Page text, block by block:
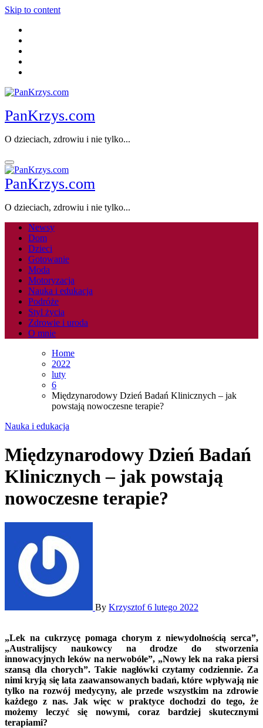
Skip to content
PanKrzys.com
O dzieciach, zdrowiu i nie tylko...
PanKrzys.com
O dzieciach, zdrowiu i nie tylko...
Newsy
Dom
Dzieci
Gotowanie
Moda
Motoryzacja
Nauka i edukacja
Podróże
Styl życia
Zdrowie i uroda
O mnie
Home
2022
luty
6
Międzynarodowy Dzień Badań Klinicznych – jak
powstają nowoczesne terapie?
Nauka i edukacja
Międzynarodowy Dzień Badań
Klinicznych – jak powstają
nowoczesne terapie?
By Krzysztof6 lutego 2022
„Lek na cukrzycę pomaga chorym z niewydolnością serca”,
„Australijscy naukowcy na drodze do stworzenia
innowacyjnych leków na nerwobóle”, „Nowy lek na raka piersi
szansą dla chorych”. Takie nagłówki czytamy codziennie. Za
nimi kryją się lata zaawansowanych badań, które wpływają nie
tylko na rozwój medycyny, ale przede wszystkim na zdrowie
każdego z nas. Jak więc w praktyce dochodzi do tego, że
możemy leczyć się nowymi, coraz bardziej skutecznymi
terapiami?